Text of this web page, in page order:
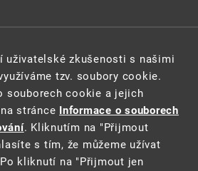
uživatelské zkušenosti s našimi
tzv. soubory cookie.
souborech cookie a jejich
stránce Informace o souborech
. Kliknutím na "Přijmout
s tím, že můžeme užívat
kliknutí na "Přijmout jen